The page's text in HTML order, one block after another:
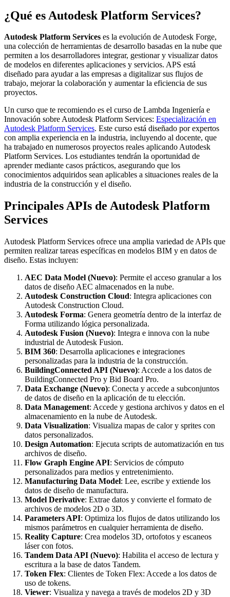
¿Qué es Autodesk Platform Services?
Autodesk Platform Services es la evolución de Autodesk Forge,
una colección de herramientas de desarrollo basadas en la nube que
permiten a los desarrolladores integrar, gestionar y visualizar datos
de modelos en diferentes aplicaciones y servicios. APS está
diseñado para ayudar a las empresas a digitalizar sus flujos de
trabajo, mejorar la colaboración y aumentar la eficiencia de sus
proyectos.
Un curso que te recomiendo es el curso de Lambda Ingeniería e
Innovación sobre Autodesk Platform Services: Especialización en
Autodesk Platform Services. Este curso está diseñado por expertos
con amplia experiencia en la industria, incluyendo al docente, que
ha trabajado en numerosos proyectos reales aplicando Autodesk
Platform Services. Los estudiantes tendrán la oportunidad de
aprender mediante casos prácticos, asegurando que los
conocimientos adquiridos sean aplicables a situaciones reales de la
industria de la construcción y el diseño.
Principales APIs de Autodesk Platform
Services
Autodesk Platform Services ofrece una amplia variedad de APIs que
permiten realizar tareas específicas en modelos BIM y en datos de
diseño. Estas incluyen:
AEC Data Model (Nuevo): Permite el acceso granular a los
datos de diseño AEC almacenados en la nube.
Autodesk Construction Cloud: Integra aplicaciones con
Autodesk Construction Cloud.
Autodesk Forma: Genera geometría dentro de la interfaz de
Forma utilizando lógica personalizada.
Autodesk Fusion (Nuevo): Integra e innova con la nube
industrial de Autodesk Fusion.
BIM 360: Desarrolla aplicaciones e integraciones
personalizadas para la industria de la construcción.
BuildingConnected API (Nuevo): Accede a los datos de
BuildingConnected Pro y Bid Board Pro.
Data Exchange (Nuevo): Conecta y accede a subconjuntos
de datos de diseño en la aplicación de tu elección.
Data Management: Accede y gestiona archivos y datos en el
almacenamiento en la nube de Autodesk.
Data Visualization: Visualiza mapas de calor y sprites con
datos personalizados.
Design Automation: Ejecuta scripts de automatización en tus
archivos de diseño.
Flow Graph Engine API: Servicios de cómputo
personalizados para medios y entretenimiento.
Manufacturing Data Model: Lee, escribe y extiende los
datos de diseño de manufactura.
Model Derivative: Extrae datos y convierte el formato de
archivos de modelos 2D o 3D.
Parameters API: Optimiza los flujos de datos utilizando los
mismos parámetros en cualquier herramienta de diseño.
Reality Capture: Crea modelos 3D, ortofotos y escaneos
láser con fotos.
Tandem Data API (Nuevo): Habilita el acceso de lectura y
escritura a la base de datos Tandem.
Token Flex: Clientes de Token Flex: Accede a los datos de
uso de tokens.
Viewer: Visualiza y navega a través de modelos 2D y 3D